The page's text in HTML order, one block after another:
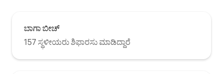
ಬಾಗಾ ಬೀಚ್
157 ಸ್ಥಳೀಯರು ಶಿಫಾರಸು ಮಾಡಿದ್ದಾರೆ